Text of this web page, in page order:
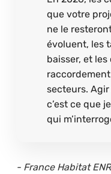
que votre
ne le
évoluent, les
baisser, et
secteurs.
c’est ce que
qui
- France Habitat ENR